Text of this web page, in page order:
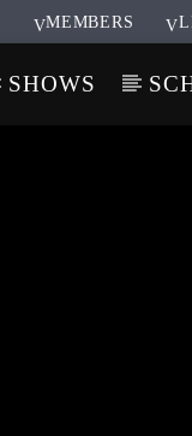
MEMBERS
SHOWS